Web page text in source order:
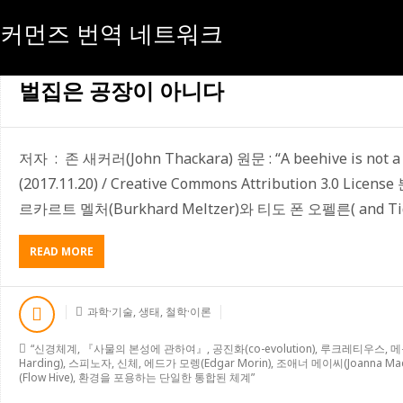
커먼즈 번역 네트워크
[태그:]루크레티우스
벌집은 공장이 아니다
저자 : 존 새커러(John Thackara) 원문 : “A beehive is not
(2017.11.20) / Creative Commons Attribution 3.0 License
르카르트 멜처(Burkhard Meltzer)와 티도 폰 오펠른( and
READ MORE
B
O
T
집
은
공
과학·기술,생태, 철학·이론
“신경체계, 『사물의 본성에 관하여』 , 공진화(co-evolution), 루크레티우스,
Harding), 스피노자, 신체,에드가 모렝(Edgar Morin), 조애너 메이씨(Joanna
(Flow Hive), 환경을 포용하는 단일한 통합된 체계”